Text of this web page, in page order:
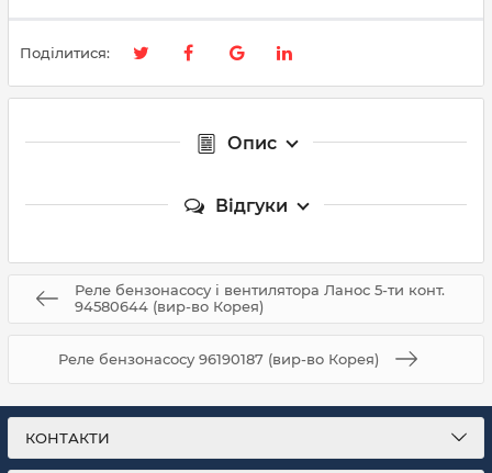
Поділитися:
Опис
Відгуки
Реле бензонасосу і вентилятора Ланос 5-ти конт.
94580644 (вир-во Корея)
Реле бензонасосу 96190187 (вир-во Корея)
КОНТАКТИ